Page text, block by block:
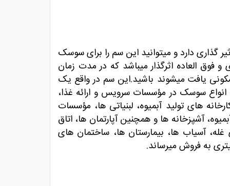
ترین و کشنده ترین سم ها برای سوسک در خانه هایمان میباشد این محصول تا 8 ماه تاثیر گذاری دارد و میتوانید این سم را برای سوسک
العاده اثرگذار میباشد که در مدت زمان
یافت میشوند باشید.این سم در واقع یک
سوسک در مؤسسات سرویس و ارائه غذا،
های تولید آبمیوه، لبنیاتی ها، مؤسسات
آشپزخانه ها و همچنین آپارتمان ها، اتاق
غله، آسیاب ها، بیمارستان ها، ساختمان های